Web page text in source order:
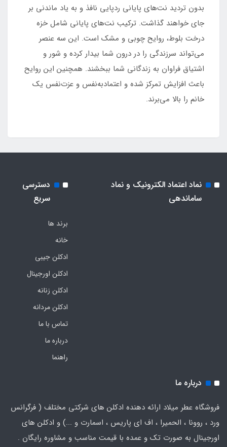
بدون تردید نت‌های پایانی ردپایی نافذ و به یاد ماندنی بر
جای خواهند گذاشت. ترکیب نت‌های پایانی شامل خزه
درخت بلوط، روایح چوبی و مشک است. این سه عنصر
می‌تواند سرزندگی را در درون شما بیدار کرده و شور و
اشتیاق فراوان به زندگانی شما ببخشند. همچنین این روایح
باعث افزایش تمرکز شده و اعتمادبه‌نفس و عزت‌نفس یک
خانم را بالا می‌برند.
نماد اعتماد الکترونیک و نماد
ساماندهی
دسترسی
سریع
برند ها
خانه
ادکلن جیبی
ادکلن اورجینال
ادکلن زنانه
ادکلن مردانه
تماس با ما
درباره ما
راهنما
درباره ما
فروشگاه عطر میلاد ارائه دهنده ادکلن های شرکتی مختلف ( فرگرانس
ورد ، روونا ، الحمیرا ، اف ای پاریس ، اسمارت و ...) و ادکلن های
اورجینال به صورت تک و عمده با قیمت مناسب و مشاوره رایگان .